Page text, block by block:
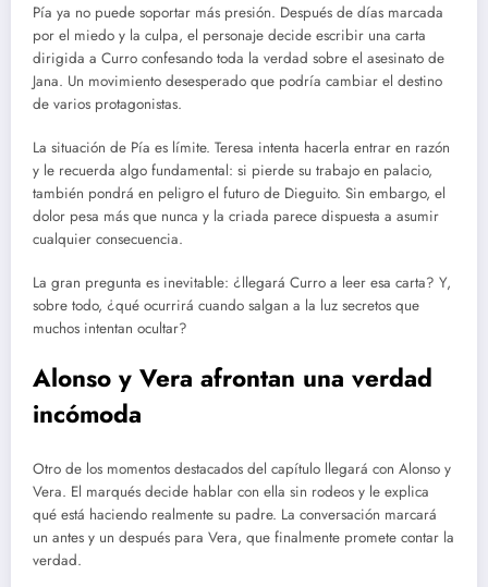
Pía ya no puede soportar más presión. Después de días marcada
por el miedo y la culpa, el personaje decide escribir una carta
dirigida a Curro confesando toda la verdad sobre el asesinato de
Jana. Un movimiento desesperado que podría cambiar el destino
de varios protagonistas.
La situación de Pía es límite. Teresa intenta hacerla entrar en razón
y le recuerda algo fundamental: si pierde su trabajo en palacio,
también pondrá en peligro el futuro de Dieguito. Sin embargo, el
dolor pesa más que nunca y la criada parece dispuesta a asumir
cualquier consecuencia.
La gran pregunta es inevitable: ¿llegará Curro a leer esa carta? Y,
sobre todo, ¿qué ocurrirá cuando salgan a la luz secretos que
muchos intentan ocultar?
Alonso y Vera afrontan una verdad
incómoda
Otro de los momentos destacados del capítulo llegará con Alonso y
Vera. El marqués decide hablar con ella sin rodeos y le explica
qué está haciendo realmente su padre. La conversación marcará
un antes y un después para Vera, que finalmente promete contar la
verdad.